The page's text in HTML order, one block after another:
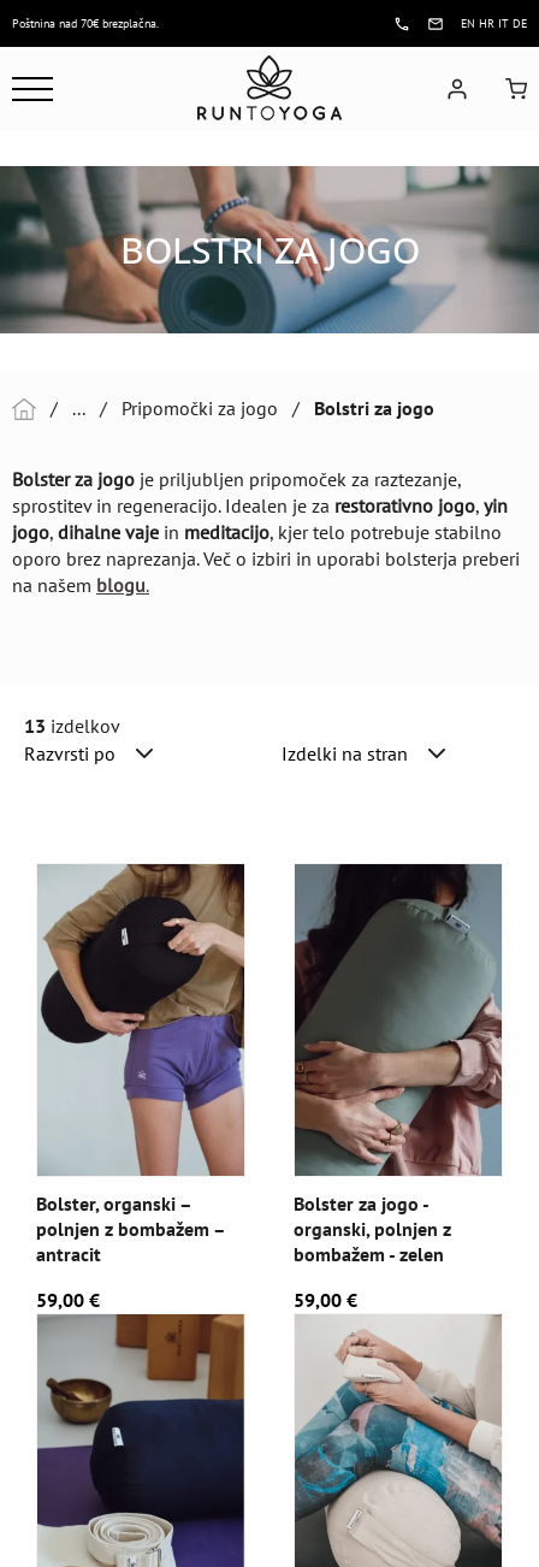
Poštnina nad 70€ brezplačna. EN HR IT DE
BOLSTRI ZA JOGO
/ ... / Pripomočki za jogo / Bolstri za jogo
Bolster za jogo je priljubljen pripomoček za raztezanje,
sprostitev in regeneracijo. Idealen je za restorativno jogo, yin
jogo, dihalne vaje in meditacijo, kjer telo potrebuje stabilno
oporo brez naprezanja. Več o izbiri in uporabi bolsterja preberi
na našem blogu.
13 izdelkov
Razvrsti po
Izdelki na stran
Bolster, organski –
polnjen z bombažem –
antracit
59,00 €
Bolster za jogo -
organski, polnjen z
bombažem - zelen
59,00 €